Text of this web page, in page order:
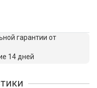
гарантии от
14 дней